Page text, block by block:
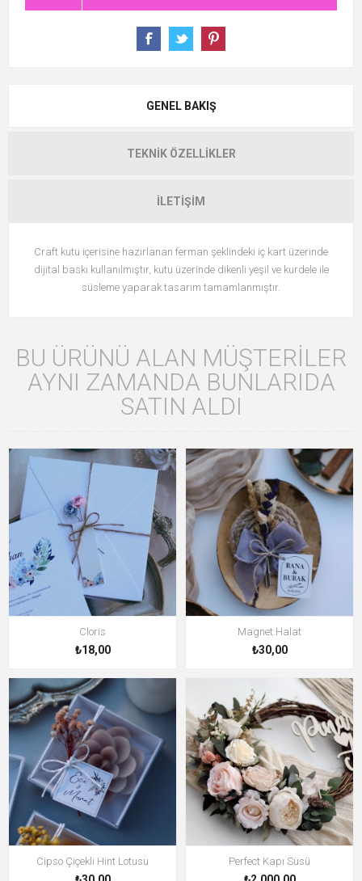
GENEL BAKIŞ
TEKNIK ÖZELLIKLER
İLETIŞIM
Craft kutu içerisine hazırlanan ferman şeklindeki iç kart üzerinde
dijital baskı kullanılmıştır, kutu üzerinde dikenli yeşil ve kurdele ile
süsleme yaparak tasarım tamamlanmıştır.
BU ÜRÜNÜ ALAN MÜŞTERILER
AYNI ZAMANDA BUNLARIDA
SATIN ALDI
Cloris
₺18,00
Magnet Halat
₺30,00
Cipso Çiçekli Hint Lotusu Perfect Kapı Süsü